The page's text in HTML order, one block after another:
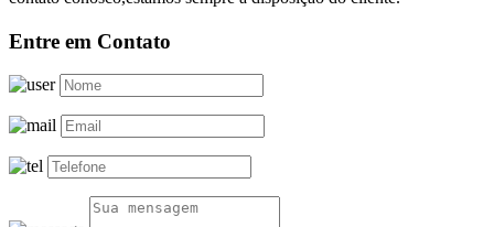
Entre em Contato